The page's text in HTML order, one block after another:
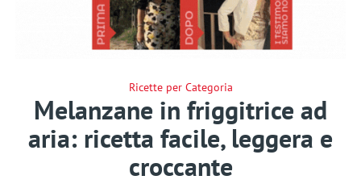
Ricette per Categoria
Melanzane in friggitrice ad
aria: ricetta facile, leggera e
croccante